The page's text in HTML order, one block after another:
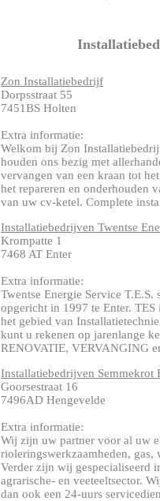
Zon Installatiebedrijf
Dorpsstraat 55
7451BS Holten
Extra informatie:
Welkom bij Zon
houden ons bezig met
vervangen van een kraan tot
het repareren en onderhouden
van uw cv-ketel. Complete
Installatiebedrijven Twentse
Krompatte 1
7468 AT Enter
Extra informatie:
Twentse Energie Service
opgericht in 1997 te Enter.
het gebied van
kunt u rekenen op jarenlange
RENOVATIE, VERVANGING
Installatiebedrijven Semmekrot
Goorsestraat 16
7496AD Hengevelde
Extra informatie:
Wij zijn uw partner voor al uw
rioleringswerkzaamheden,
Verder zijn wij gespecialiseerd
agrarische- en veeteeltsector.
dan ook een 24-uurs